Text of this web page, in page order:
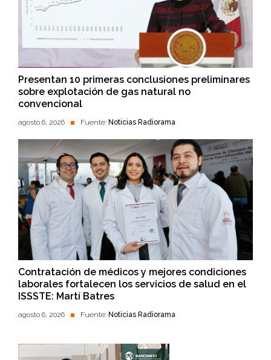
Presentan 10 primeras conclusiones preliminares
sobre explotación de gas natural no
convencional
agosto 6, 2026 Fuente: Noticias Radiorama
Contratación de médicos y mejores condiciones
laborales fortalecen los servicios de salud en el
ISSSTE: Martí Batres
agosto 6, 2026 Fuente: Noticias Radiorama